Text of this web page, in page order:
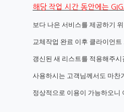
해당 작업 시간 동안에는
보다 나은 서비스를 제공하기
교체작업 완료 이후 클라이언
갱신된 새 리스트를 적용해주시
사용하시는 고객님께서도 마찬
정상적으로 이용이 가능하오니